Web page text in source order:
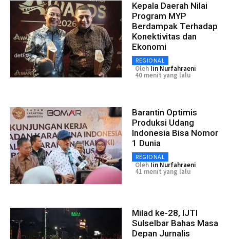
Kepala Daerah Nilai
Program MYP
Berdampak Terhadap
Konektivitas dan
Ekonomi
REGIONAL
Oleh Iin Nurfahraeni
40 menit yang lalu
Barantin Optimis
Produksi Udang
Indonesia Bisa Nomor
1 Dunia
REGIONAL
Oleh Iin Nurfahraeni
41 menit yang lalu
Milad ke-28, IJTI
Sulselbar Bahas Masa
Depan Jurnalis